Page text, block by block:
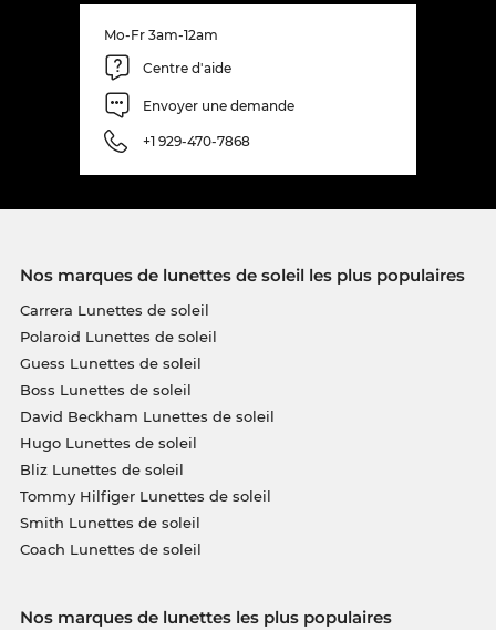
Mo-Fr 3am-12am
Centre d'aide
Envoyer une demande
+1 929-470-7868
Nos marques de lunettes de soleil les plus populaires
Carrera Lunettes de soleil
Polaroid Lunettes de soleil
Guess Lunettes de soleil
Boss Lunettes de soleil
David Beckham Lunettes de soleil
Hugo Lunettes de soleil
Bliz Lunettes de soleil
Tommy Hilfiger Lunettes de soleil
Smith Lunettes de soleil
Coach Lunettes de soleil
Nos marques de lunettes les plus populaires